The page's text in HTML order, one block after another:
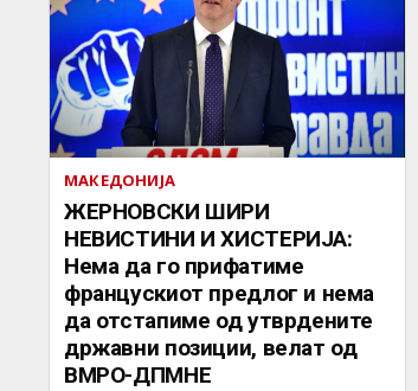
МАКЕДОНИЈА
ЖЕРНОВСКИ ШИРИ
НЕВИСТИНИ И ХИСТЕРИЈА:
Нема да го прифатиме
францускиот предлог и нема
да отстапиме од утврдените
државни позиции, велат од
ВМРО-ДПМНЕ